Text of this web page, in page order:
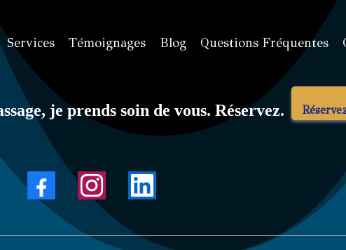
Services Témoignages Blog Questions Fréquentes
je prends soin de vous. Réservez.